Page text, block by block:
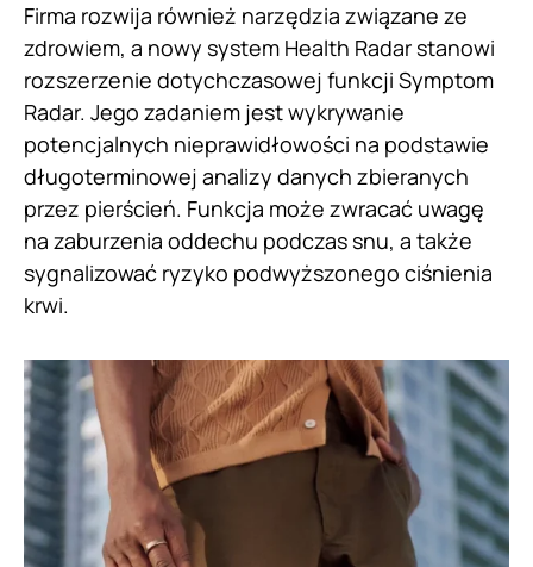
Firma rozwija również narzędzia związane ze
zdrowiem, a nowy system Health Radar stanowi
rozszerzenie dotychczasowej funkcji Symptom
Radar. Jego zadaniem jest wykrywanie
potencjalnych nieprawidłowości na podstawie
długoterminowej analizy danych zbieranych
przez pierścień. Funkcja może zwracać uwagę
na zaburzenia oddechu podczas snu, a także
sygnalizować ryzyko podwyższonego ciśnienia
krwi.